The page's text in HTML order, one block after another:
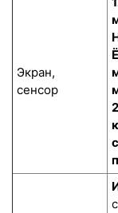
Экран,
сенсор